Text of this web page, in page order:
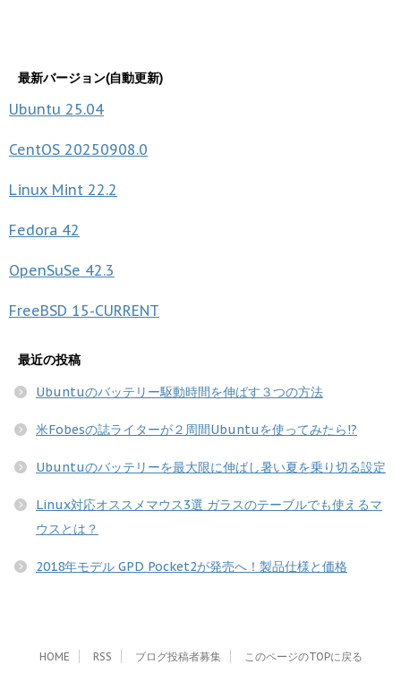
最新バージョン(自動更新)
Ubuntu 25.04
CentOS 20250908.0
Linux Mint 22.2
Fedora 42
OpenSuSe 42.3
FreeBSD 15-CURRENT
最近の投稿
Ubuntuのバッテリー駆動時間を伸ばす３つの方法
米Fobesの誌ライターが２周間Ubuntuを使ってみたら!?
Ubuntuのバッテリーを最大限に伸ばし暑い夏を乗り切る設定
Linux対応オススメマウス3選 ガラスのテーブルでも使えるマ
ウスとは？
2018年モデル GPD Pocket2が発売へ！製品仕様と価格
HOME RSS ブログ投稿者募集 このページのTOPに戻る